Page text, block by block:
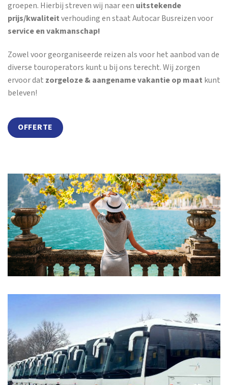
groepen. Hierbij streven wij naar een uitstekende
prijs/kwaliteitverhouding en staat Autocar Busreizen voor
service en vakmanschap!
Zowel voor georganiseerde reizen als voor het aanbod van de
diverse touroperators kunt u bij ons terecht. Wij zorgen
ervoor dat zorgeloze & aangename vakantie op maat kunt
beleven!
OFFERTE